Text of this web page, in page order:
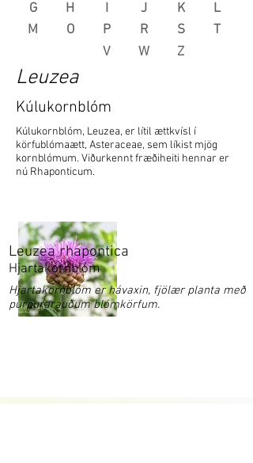
G
M
H
I
O
P
J
R
K
L
S
T
V
W Z
Leuzea
Kúlukornblóm
Kúlukornblóm, Leuzea, er lítil ættkvísl í
körfublómaætt, Asteraceae, sem líkist mjög
kornblómum. Viðurkennt fræðiheiti hennar er
nú Rhaponticum.
Hjartakornblóm
Leuzea rhapontica
Hjartakornblóm er hávaxin, fjölær planta með
purpurarauðum blómkörfum.